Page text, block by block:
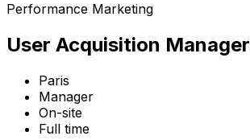
Performance Marketing
User Acquisition Manager
Paris
Manager
On-site
Full time